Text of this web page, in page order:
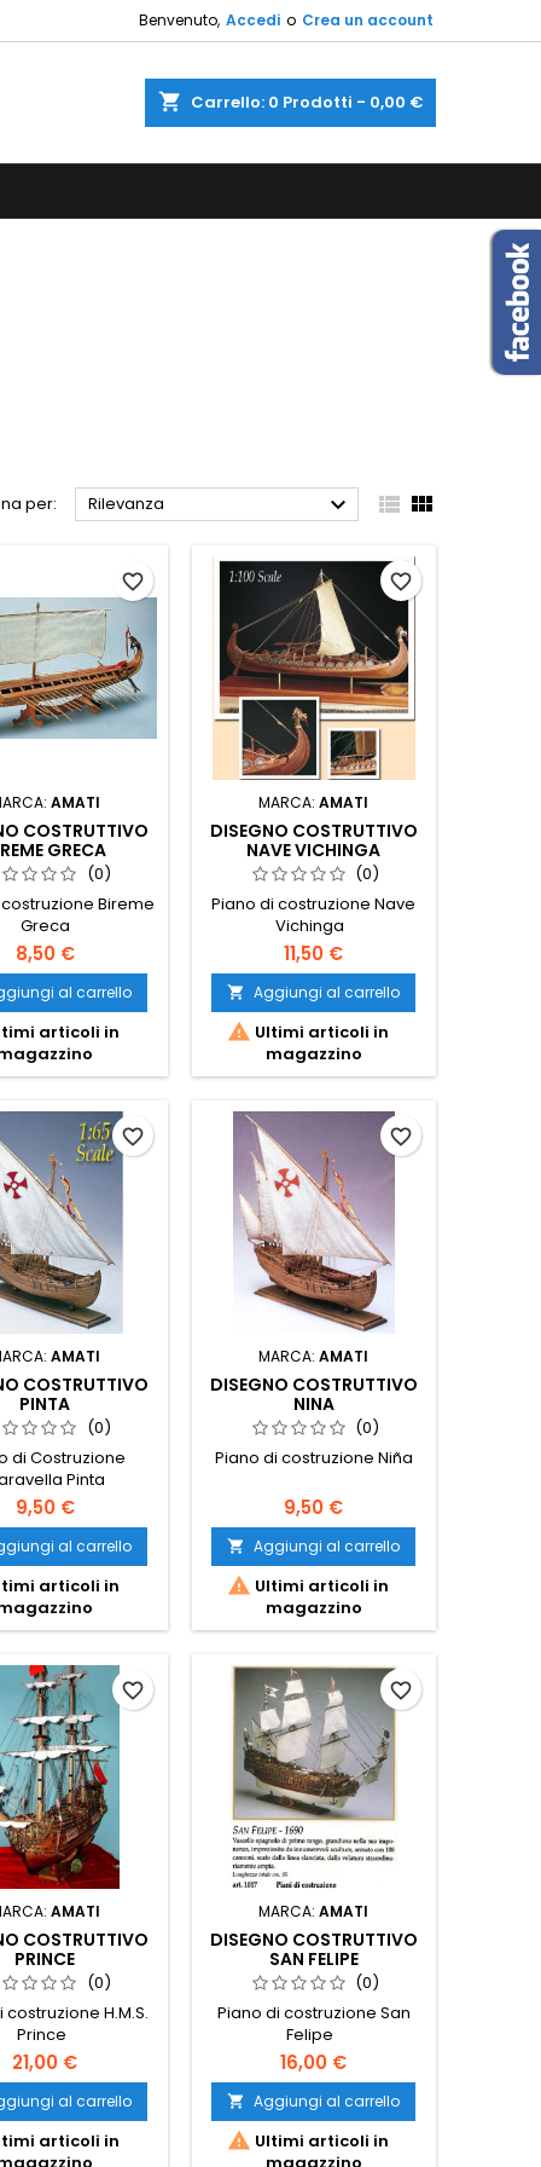
Benvenuto, Accedi o Crea un account
shopping_cart Carrello: 0 Prodotti - 0,00 €
per: Rilevanza   
AMATI
COSTRUTTIVO
GRECA
(0)
Bireme
Greca
8,50 €
al carrello
articoli in
favorite_border
MARCA:AMATI
DISEGNO COSTRUTTIVO
NAVE VICHINGA
(0)
Piano di costruzione Nave
Vichinga
11,50 €
 Aggiungi al carrello
 Ultimi articoli in
magazzino
favorite_border
AMATI
COSTRUTTIVO
PINTA
(0)
di Costruzione
Pinta
9,50 €
al carrello
articoli in
favorite_border
MARCA:AMATI
DISEGNO COSTRUTTIVO
NINA
(0)
Piano di costruzione Niña
9,50 €
 Aggiungi al carrello
 Ultimi articoli in
magazzino
favorite_border
AMATI
COSTRUTTIVO
PRINCE
(0)
costruzione H.M.S.
Prince
21,00 €
al carrello
articoli in
favorite_border
MARCA:AMATI
DISEGNO COSTRUTTIVO
SAN FELIPE
(0)
Piano di costruzione San
Felipe
16,00 €
 Aggiungi al carrello
 Ultimi articoli in
magazzino
favorite_border